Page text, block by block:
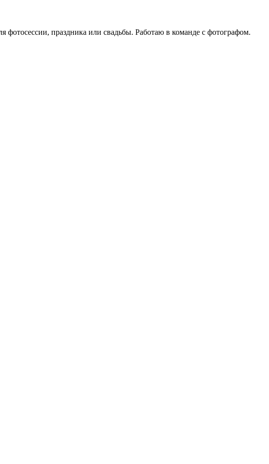
фотосессии, праздника или свадьбы. Работаю в команде с фотографом.